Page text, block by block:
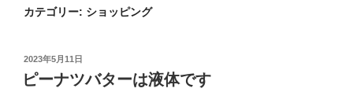
カテゴリー: ショッピング
投
稿
日:
2023年5月11日
ピーナツバターは液体です